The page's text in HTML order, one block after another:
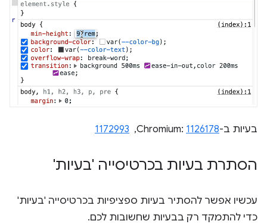
בעיות ב-Chromium:1126178
, ‏
1172993
הסתרת בעיות בכרטיסייה 'בעיות'
עכשיו אפשר להסתיר בעיות ספציפיות בכרטיסייה 'בעיות'
כדי להתמקד רק בבעיות שחשובות לכם.